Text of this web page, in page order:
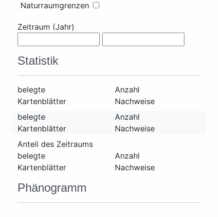
Naturraumgrenzen
Zeitraum (Jahr)
Statistik
belegte
Kartenblätter
Anzahl
Nachweise
belegte
Kartenblätter
Anzahl
Nachweise
Anteil des Zeitraums
belegte
Kartenblätter
Anzahl
Nachweise
Phänogramm